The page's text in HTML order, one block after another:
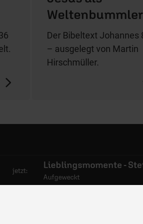
Weltenbummler
Der Bibeltext Johannes
– ausgelegt von Martin
Hirschmüller.
jetzt: Lieblingsmomente -
Aufgeweckt